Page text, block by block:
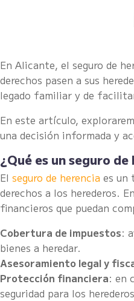
En Alicante, el seguro de
derechos pasen a sus
legado familiar y de
En este artículo,
una decisión informada y
¿Qué es un seguro
El seguro de herencia es un
derechos a los herederos.
financieros que puedan
Cobertura de impuestos:
bienes a heredar.
Asesoramiento legal y
Protección financiera: en
seguridad para los